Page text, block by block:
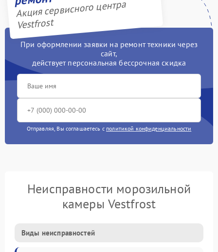
Акция сервисного центра
Vestfrost
При оформлении заявки на ремонт техники через
сайт,
действует персональная бессрочная скидка
Отправляя, Вы соглашаетесь с политикой конфиденциальности
Неисправности морозильной
камеры Vestfrost
Виды неисправностей